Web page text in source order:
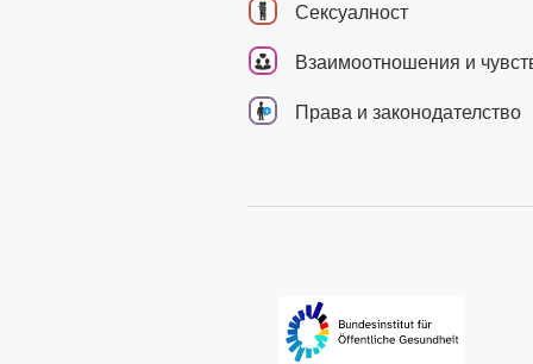
Сексуалност
Взаимоотношения и
Права и законодателство